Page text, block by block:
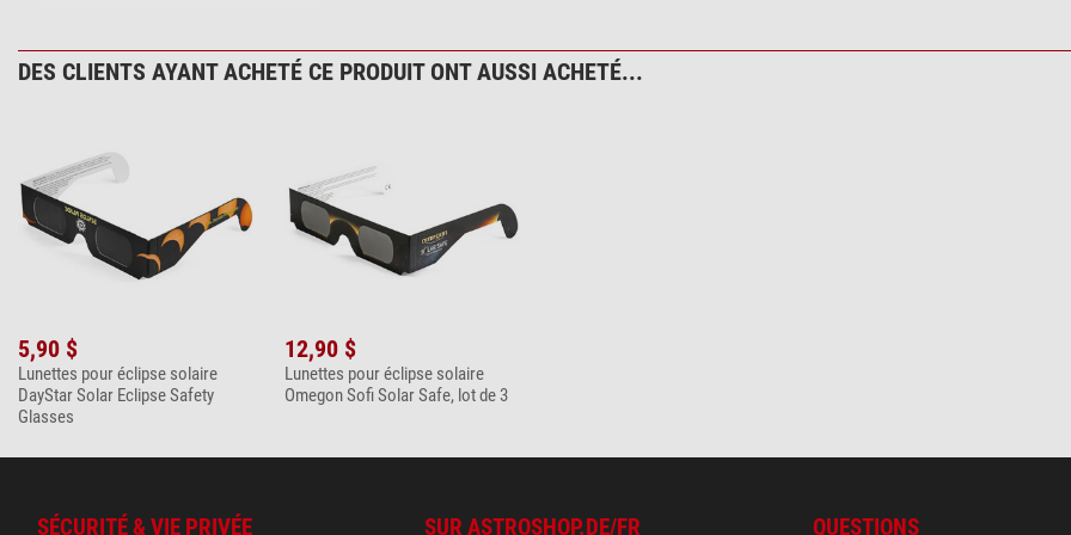
DES CLIENTS AYANT ACHETÉ CE PRODUIT ONT AUSSI ACHETÉ...
5,90 $
Lunettes pour éclipse solaire
DayStar Solar Eclipse Safety
Glasses
12,90 $
Lunettes pour éclipse solaire
Omegon Sofi Solar Safe, lot de 3
SÉCURITÉ & VIE PRIVÉE SUR ASTROSHOP.DE/FR QUESTIONS